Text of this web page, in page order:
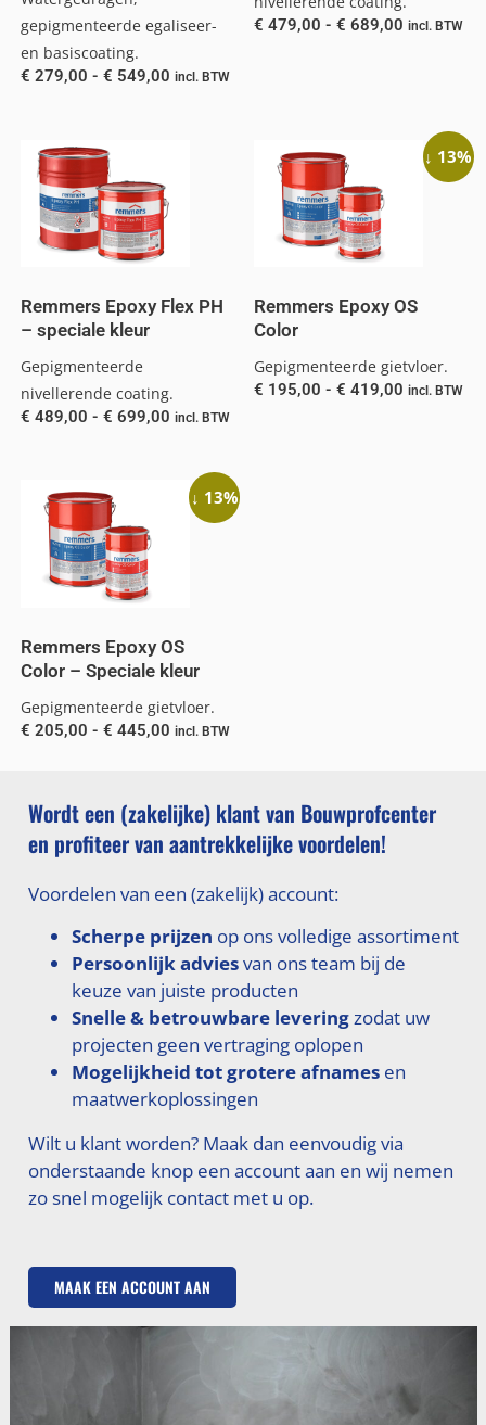
gepigmenteerde egaliseer-
en basiscoating.
€ 279,00 - € 549,00 incl. BTW
€ 479,00 - € 689,00 incl. BTW
Remmers Epoxy Flex PH
– speciale kleur
Gepigmenteerde
nivellerende coating.
€ 489,00 - € 699,00 incl. BTW
↓ 13%
Remmers Epoxy OS
Color
Gepigmenteerde gietvloer.
€ 195,00 - € 419,00 incl. BTW
↓ 13%
Remmers Epoxy OS
Color – Speciale kleur
Gepigmenteerde gietvloer.
€ 205,00 - € 445,00 incl. BTW
Wordt een (zakelijke) klant van Bouwprofcenter
en profiteer van aantrekkelijke voordelen!
Voordelen van een (zakelijk) account:
Scherpe prijzen op ons volledige assortiment
Persoonlijk adviesvan ons team bij de
keuze van juiste producten
Snelle & betrouwbare leveringzodat uw
projecten geen vertraging oplopen
Mogelijkheid tot grotere afnamesen
maatwerkoplossingen
Wilt u klant worden? Maak dan eenvoudig via
onderstaande knop een account aan en wij nemen
zo snel mogelijk contact met u op.
MAAK EEN ACCOUNT AAN